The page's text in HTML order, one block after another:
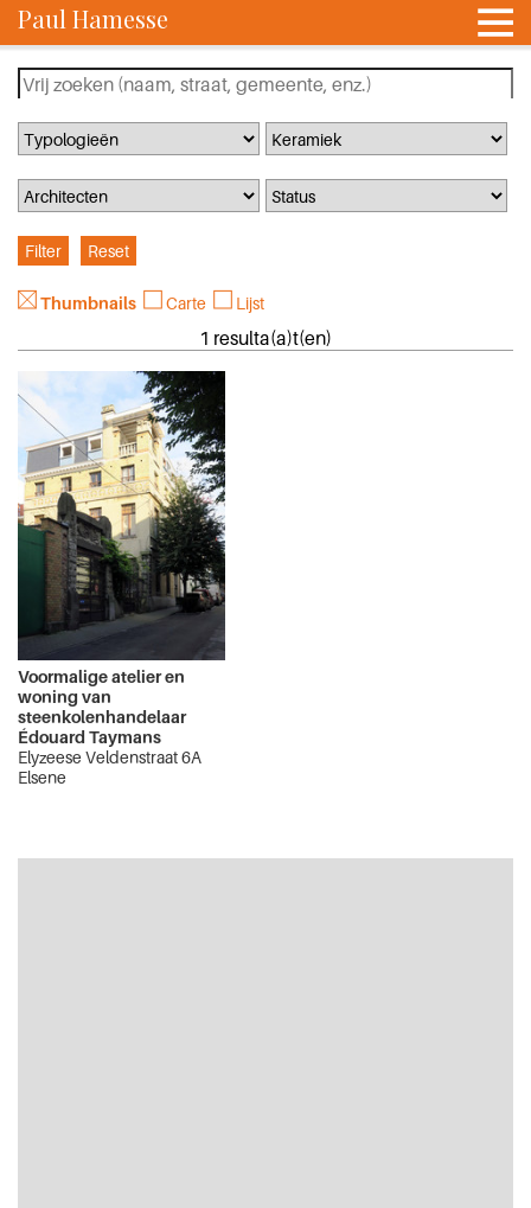
Paul Hamesse
Thumbnails Carte Lijst
1 resulta(a)t(en)
Voormalige atelier en
woning van
steenkolenhandelaar
Édouard Taymans
Elyzeese Veldenstraat 6A
Elsene